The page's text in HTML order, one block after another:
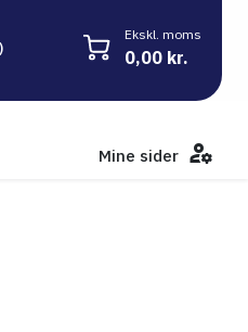
0,00 kr.
Ekskl. moms
Mine sider